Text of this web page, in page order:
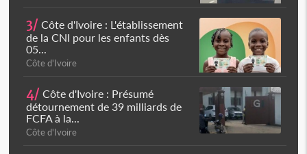
3/ Côte d'Ivoire : L'établissement
de la CNI pour les enfants dès
05...
Côte d'Ivoire
4/ Côte d'Ivoire : Présumé
détournement de 39 milliards de
FCFA à la...
Côte d'Ivoire